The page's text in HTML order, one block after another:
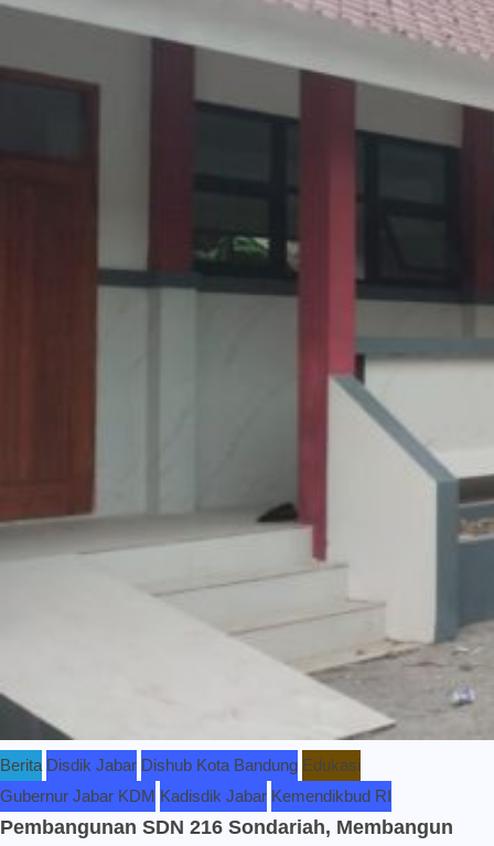
Berita Disdik Jabar Dishub Kota Bandung Edukasi
Gubernur Jabar KDM Kadisdik Jabar Kemendikbud RI
Pembangunan SDN 216 Sondariah, Membangun